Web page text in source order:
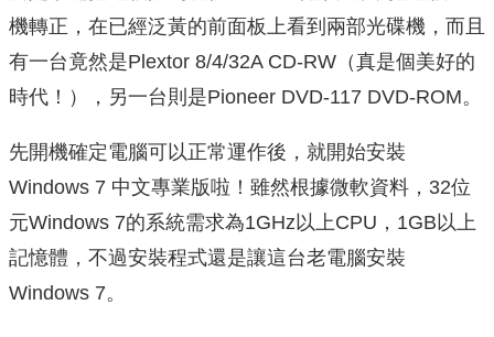
機轉正，在已經泛黃的前面板上看到兩部光碟機，而且
有一台竟然是Plextor 8/4/32A CD-RW（真是個美好的
時代！），另一台則是Pioneer DVD-117 DVD-ROM。
先開機確定電腦可以正常運作後，就開始安裝
Windows 7 中文專業版啦！雖然根據微軟資料，32位
元Windows 7的系統需求為1GHz以上CPU，1GB以上
記憶體，不過安裝程式還是讓這台老電腦安裝
Windows 7。